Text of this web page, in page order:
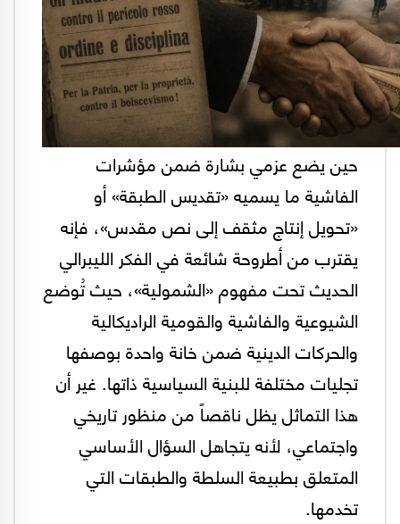
حين يضع عزمي بشارة ضمن مؤشرات
الفاشية ما يسميه «تقديس الطبقة» أو
«تحويل إنتاج مثقف إلى نص مقدس»، فإنه
يقترب من أطروحة شائعة في الفكر الليبرالي
الحديث تحت مفهوم «الشمولية»، حيث تُوضع
الشيوعية والفاشية والقومية الراديكالية
والحركات الدينية ضمن خانة واحدة بوصفها
تجليات مختلفة للبنية السياسية ذاتها. غير أن
هذا التماثل يظل ناقصاً من منظور تاريخي
واجتماعي، لأنه يتجاهل السؤال الأساسي
المتعلق بطبيعة السلطة والطبقات التي
تخدمها.